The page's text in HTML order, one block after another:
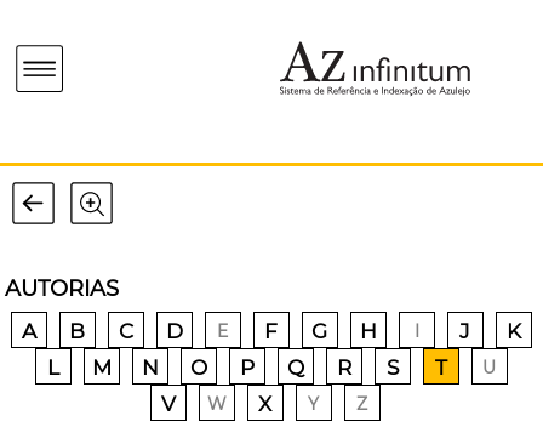
AUTORIAS
A B C D E F G H I J
K
L
M N O P Q R S T U
V W X Y Z